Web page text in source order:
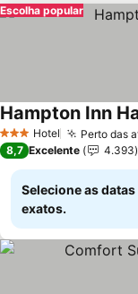
Escolha popular
3 EstrelasHotel Perto das
Hampton Inn
8,7 Excelente 4.393
Selecione as
exatos.